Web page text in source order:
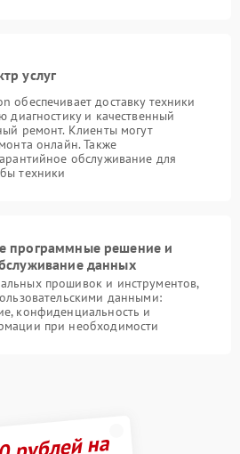
услуг
обеспечивает доставку техники
диагностику и качественный
ремонт. Клиенты могут
онлайн. Также
обслуживание для
техники
программные решение и
данных
прошивок и инструментов,
данными:
конфиденциальность и
при необходимости